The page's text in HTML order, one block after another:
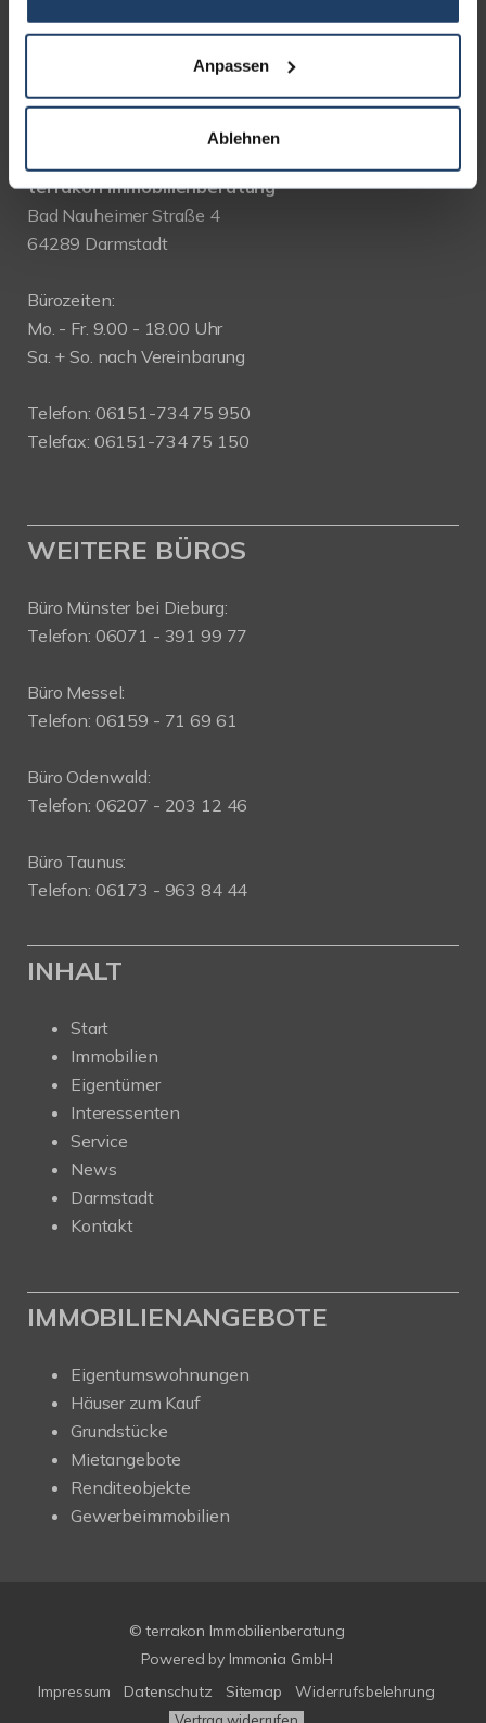
Anpassen
Ablehnen
terrakon Immobilienberatung
Bad Nauheimer Straße 4
64289 Darmstadt
Bürozeiten:
Mo. - Fr. 9.00 - 18.00 Uhr
Sa. + So. nach Vereinbarung
Telefon: 06151-734 75 950
Telefax: 06151-734 75 150
WEITERE BÜROS
Büro Münster bei Dieburg:
Telefon: 06071 - 391 99 77
Büro Messel:
Telefon: 06159 - 71 69 61
Büro Odenwald:
Telefon: 06207 - 203 12 46
Büro Taunus:
Telefon: 06173 - 963 84 44
INHALT
Start
Immobilien
Eigentümer
Interessenten
Service
News
Darmstadt
Kontakt
IMMOBILIENANGEBOTE
Eigentumswohnungen
Häuser zum Kauf
Grundstücke
Mietangebote
Renditeobjekte
Gewerbeimmobilien
© terrakon Immobilienberatung
Powered by Immonia GmbH
Impressum
Datenschutz Sitemap Widerrufsbelehrung